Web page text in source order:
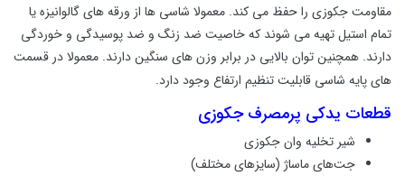
مقاومت جکوزی را حفظ می کند. معمولا شاسی ها از ورقه های گالوانیزه یا
تمام استیل تهیه می شوند که خاصیت ضد زنگ و ضد پوسیدگی و خوردگی
دارند. همچنین توان بالایی در برابر وزن های سنگین دارند. معمولا در قسمت
های پایه شاسی قابلیت تنظیم ارتفاع وجود دارد.
قطعات یدکی پرمصرف جکوزی
شیر تخلیه وان جکوزی
جت‌های ماساژ (سایزهای مختلف)